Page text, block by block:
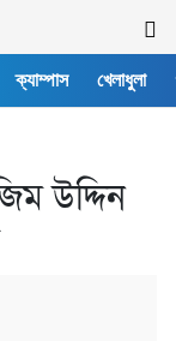
ক্যাম্পাস খেলাধুলা
উদ্দিন